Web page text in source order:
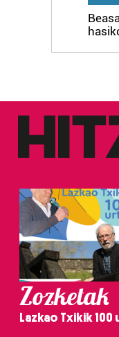
Zozketak
Lazkao Txikik 100